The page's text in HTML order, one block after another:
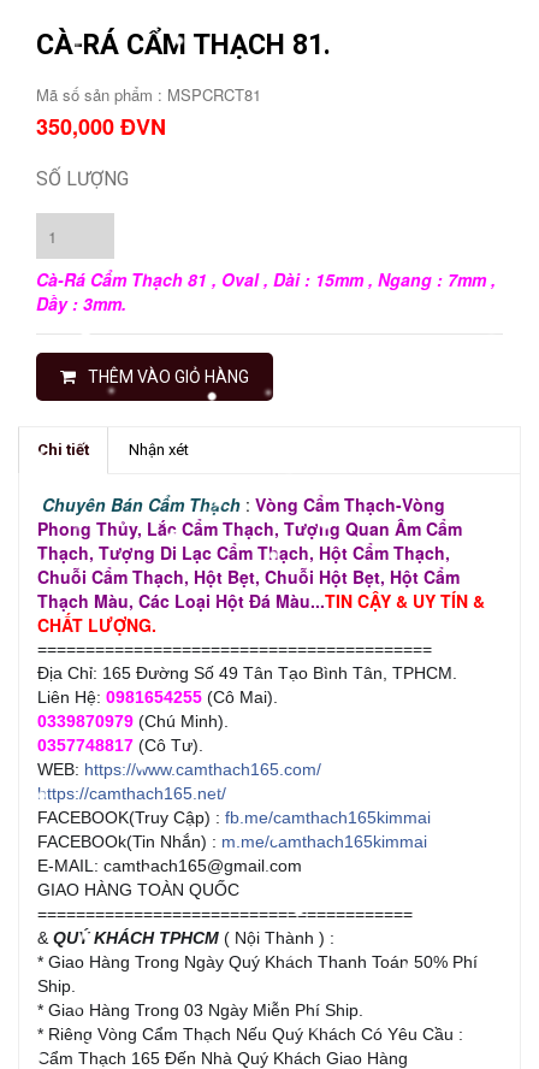
CÀ-RÁ CẨM THẠCH 81.
Mã số sản phẩm : MSPCRCT81
350,000 ĐVN
SỐ LƯỢNG
Cà-Rá Cẩm Thạch 81 , Oval, Dài : 15mm , Ngang : 7mm ,
Dầy : 3mm.
THÊM VÀO GIỎ HÀNG
Chi tiết Nhận xét
Chuyên Bán Cẩm Thạch : Vòng Cẩm Thạch-Vòng
Phong Thủy, Lắc Cẩm Thạch, Tượng Quan Âm Cẩm
Thạch, Tượng Di Lạc Cẩm Thạch, Hột Cẩm Thạch,
Chuỗi Cẩm Thạch, Hột Bẹt, Chuỗi Hột Bẹt, Hột Cẩm
Thạch Màu, Các Loại Hột Đá Màu...TIN CẬY & UY TÍN &
CHẤT LƯỢNG.
=========================================
Địa Chỉ: 165 Đường Số 49 Tân Tạo Bình Tân, TPHCM.
Liên Hệ: 0981654255 (Cô Mai).
0339870979 (Chú Minh).
0357748817 (Cô Tư).
WEB: https://www.camthach165.com/
https://camthach165.net/
FACEBOOK(Truy Cập) : fb.me/camthach165kimmai
FACEBOOk(Tin Nhắn) : m.me/camthach165kimmai
E-MAIL: camthach165@gmail.com
GIAO HÀNG TOÀN QUỐC
=======================================
& QUÝ KHÁCH TPHCM ( Nội Thành ) :
* Giao Hàng Trong Ngày Quý Khách Thanh Toán 50% Phí
Ship.
* Giao Hàng Trong 03 Ngày Miễn Phí Ship.
* Riêng Vòng Cẩm Thạch Nếu Quý Khách Có Yêu Cầu :
Cẩm Thạch 165 Đến Nhà Quý Khách Giao Hàng